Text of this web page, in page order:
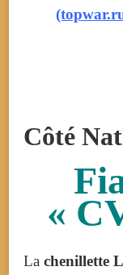
Côté
«
La chenillette